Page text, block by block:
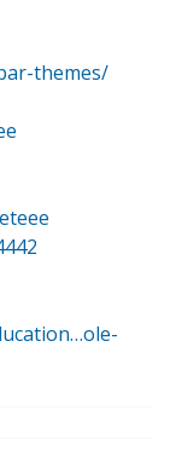
themes/